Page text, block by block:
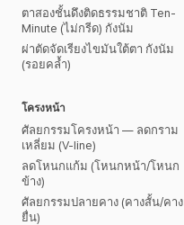
ตาสองชั้นดึงติดธรรมชาติ Ten-
Minute (ไม่กรีด) กังนัม
ผ่าตัดจัดเรียงไขมันใต้ตา กังนัม
(รอยคล้ำ)
โครงหน้า
ศัลยกรรมโครงหน้า — ลดกราม
เหลี่ยม (V-line)
ลดโหนกแก้ม (โหนกหน้า/โหนก
ข้าง)
ศัลยกรรมปลายคาง (คางสั้น/คาง
ยื่น)